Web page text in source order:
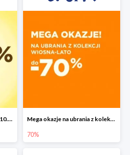
Dodatkowe 20% rabatu w 5.10.15 Mega okazje na ubrania z kolekcji wiosna-lato do -70%
70%